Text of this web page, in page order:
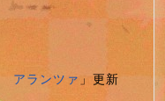
アランツァ」更新